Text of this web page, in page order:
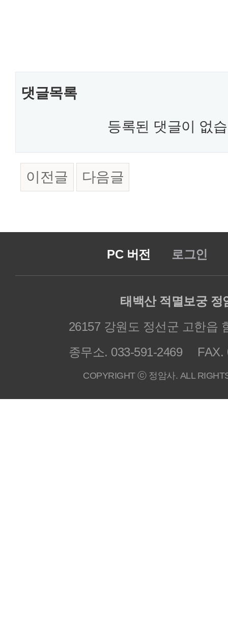
댓글목록
등록된 댓글이 없
이전글 다음글
PC 버전 로그인
태백산 적멸보궁 정
26157 강원도 정선군 고한읍
종무소. 033-591-2469
FAX.
COPYRIGHT ⓒ 정암사. ALL